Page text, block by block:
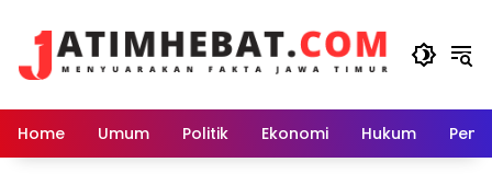
Home Umum Politik Ekonomi Hukum